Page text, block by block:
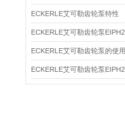
ECKERLE艾可勒齿轮泵特性
ECKERLE艾可勒齿轮泵EIPH2